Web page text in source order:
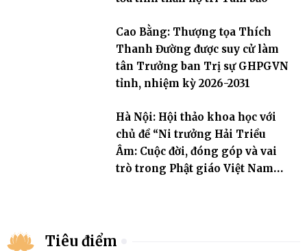
Cao Bằng: Thượng tọa Thích
Thanh Đường được suy cử làm
tân Trưởng ban Trị sự GHPGVN
tỉnh, nhiệm kỳ 2026-2031
Hà Nội: Hội thảo khoa học với
chủ đề “Ni trưởng Hải Triều
Âm: Cuộc đời, đóng góp và vai
trò trong Phật giáo Việt Nam
Tiêu điểm